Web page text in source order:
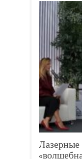
Лазерные